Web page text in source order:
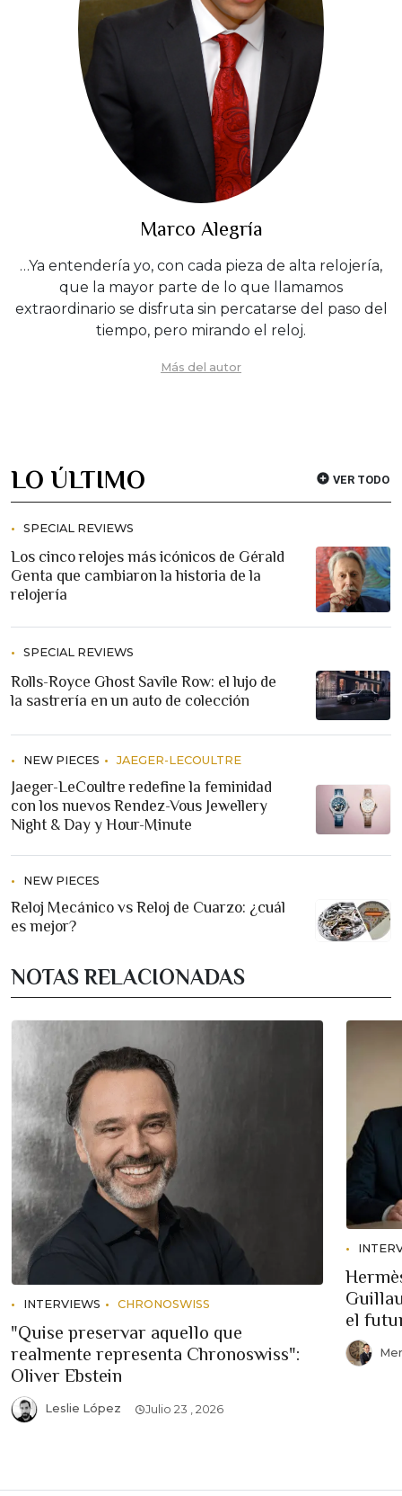
Marco Alegría
…Ya entendería yo, con cada pieza de alta relojería,
que la mayor parte de lo que llamamos
extraordinario se disfruta sin percatarse del paso del
tiempo, pero mirando el reloj.
Más del autor
LO ÚLTIMO VER TODO
SPECIAL REVIEWS
Los cinco relojes más icónicos de Gérald
Genta que cambiaron la historia de la
relojería
SPECIAL REVIEWS
Rolls-Royce Ghost Savile Row: el lujo de
la sastrería en un auto de colección
NEW PIECES JAEGER-LECOULTRE
Jaeger-LeCoultre redefine la feminidad
con los nuevos Rendez-Vous Jewellery
Night & Day y Hour-Minute
NEW PIECES
Reloj Mecánico vs Reloj de Cuarzo: ¿cuál
es mejor?
NOTAS RELACIONADAS
INTERVIEWS CHRONOSWISS
"Quise preservar aquello que
realmente representa Chronoswiss":
Oliver Ebstein
Leslie López Julio 23 , 2026
el